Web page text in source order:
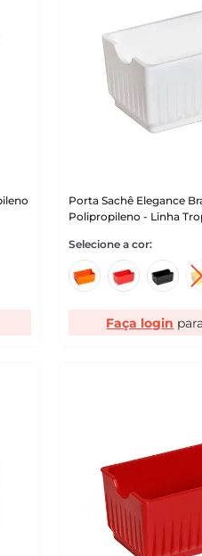
Porta Sachê Elegance
Polipropileno - Linha
Faça login